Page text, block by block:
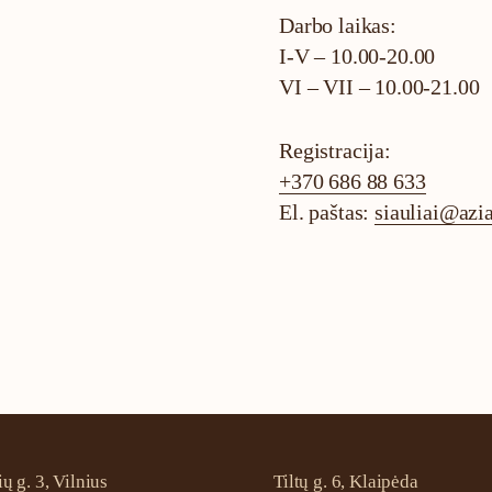
Darbo laikas:
I-V – 10.00-20.00
VI – VII – 10.00-21.00
Registracija:
+370 686 88 633
El. paštas:
g. 3, Vilnius Tiltų g. 6, Klaipėda